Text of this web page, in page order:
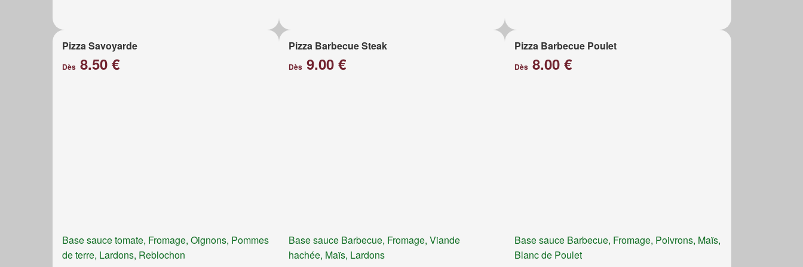
Pizza Savoyarde
Dès 8.50 €
Base sauce tomate, Fromage, Oignons, Pommes
de terre, Lardons, Reblochon
Pizza Barbecue Steak
Dès9.00 €
Base sauce Barbecue, Fromage, Viande
hachée, Maïs, Lardons
Pizza Barbecue Poulet
Dès 8.00 €
Base sauce Barbecue, Fromage, Poivrons, Maïs,
Blanc de Poulet